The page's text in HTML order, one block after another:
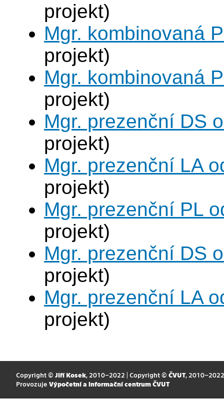
projekt)
Mgr. kombinovaná
projekt)
Mgr. kombinovaná
projekt)
Mgr. prezenční DS
projekt)
Mgr. prezenční LA
projekt)
Mgr. prezenční PL
projekt)
Mgr. prezenční DS
projekt)
Mgr. prezenční LA
projekt)
Copyright © Jiří Kosek, 2010–2022 | Copyright © ČVUT, 2010–2022
Provozuje Výpočetní a informační centrum ČVUT